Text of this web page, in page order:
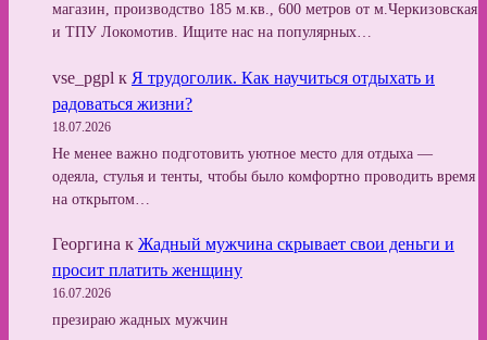
магазин, производство 185 м.кв., 600 метров от м.Черкизовская
и ТПУ Локомотив. Ищите нас на популярных…
vse_pgpl к Я трудоголик. Как научиться отдыхать и
радоваться жизни?
18.07.2026
Не менее важно подготовить уютное место для отдыха —
одеяла, стулья и тенты, чтобы было комфортно проводить время
на открытом…
Георгина к Жадный мужчина скрывает свои деньги и
просит платить женщину
16.07.2026
презираю жадных мужчин